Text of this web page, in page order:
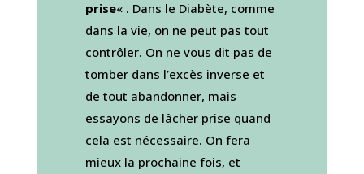
prise« . Dans le Diabète, comme
dans la vie, on ne peut pas tout
contrôler. On ne vous dit pas de
tomber dans l’excès inverse et
de tout abandonner, mais
essayons de lâcher prise quand
cela est nécessaire. On fera
mieux la prochaine fois, et